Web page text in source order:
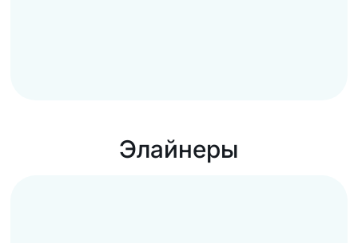
Элайнеры